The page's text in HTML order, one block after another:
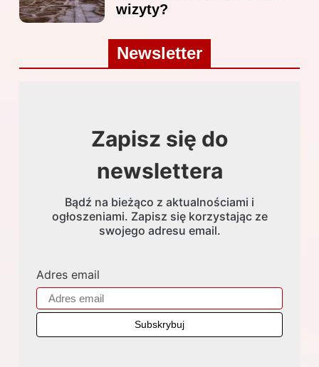
wizyty?
Newsletter
Zapisz się do
newslettera
Bądź na bieżąco z aktualnościami i
ogłoszeniami. Zapisz się korzystając ze
swojego adresu email.
Adres email